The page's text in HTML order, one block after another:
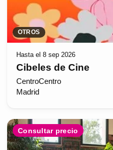
OTROS
Hasta el 8 sep 2026
Cibeles de Cine
CentroCentro
Madrid
Consultar precio